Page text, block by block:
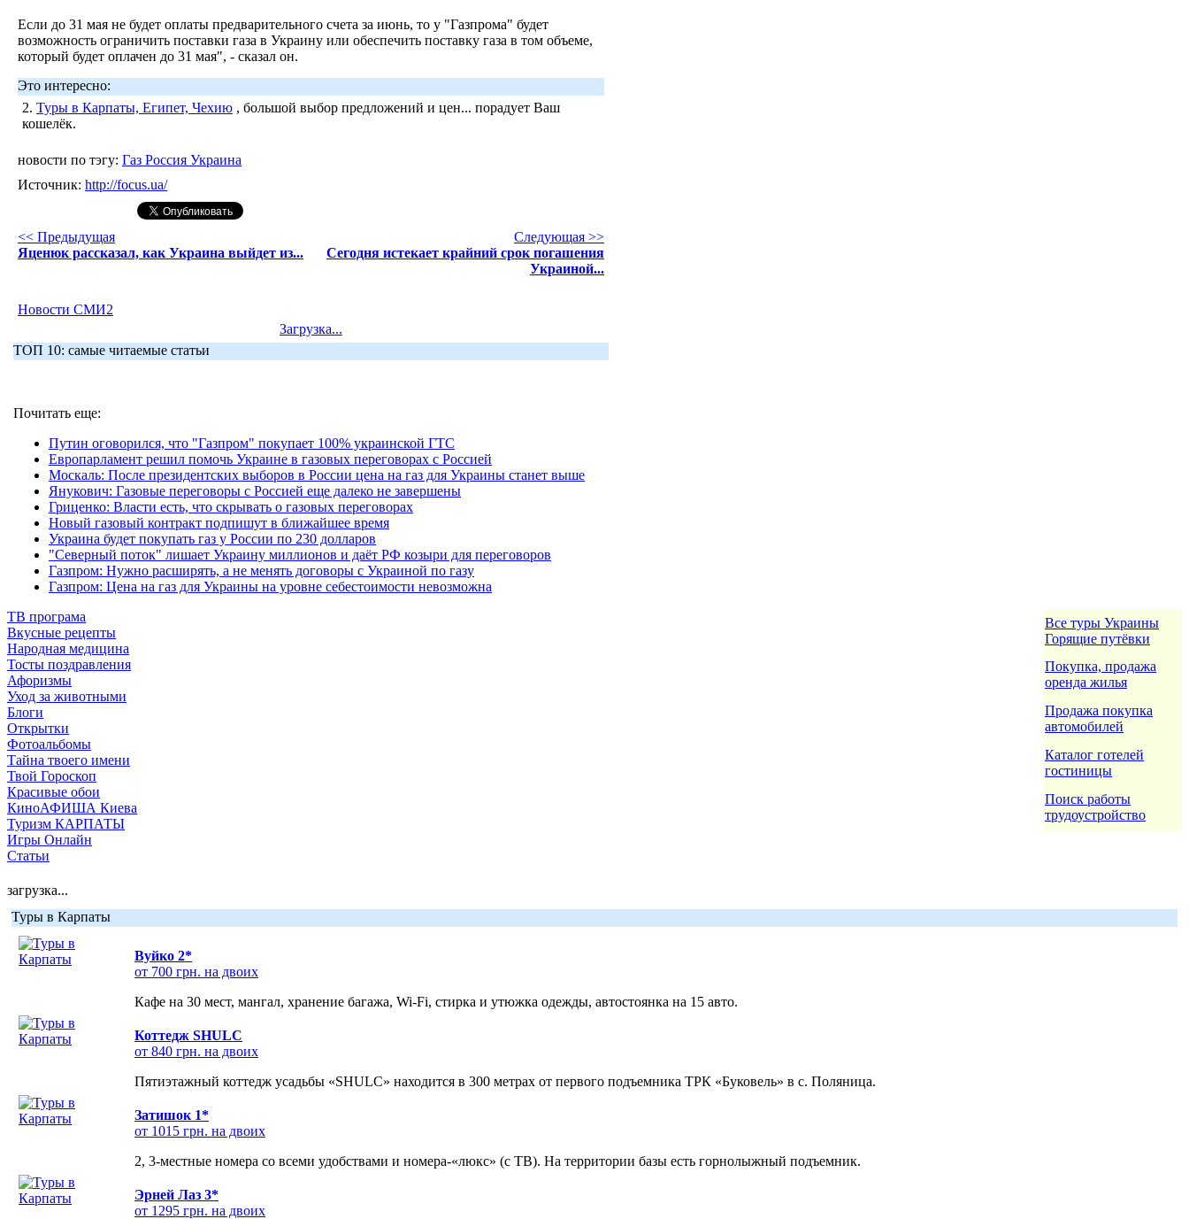
Если до 31 мая не будет оплаты предварительного счета за июнь, то у "Газпрома" будет
возможность ограничить поставки газа в Украину или обеспечить поставку газа в том объеме,
который будет оплачен до 31 мая", - сказал он.
Это интересно:
2. Туры в Карпаты, Египет, Чехию , большой выбор предложений и цен... порадует Ваш
кошелёк.
новости по тэгу: Газ Россия Украина
Источник: http://focus.ua/
<< Предыдущая
Яценюк рассказал, как Украина выйдет из...
Следующая >>
Сегодня истекает крайний срок погашения
Украиной...
Новости СМИ2
Загрузка...
ТОП 10: самые читаемые статьи
Почитать еще:
Путин оговорился, что "Газпром" покупает 100% украинской ГТС
Европарламент решил помочь Украине в газовых переговорах с Россией
Москаль: После президентских выборов в России цена на газ для Украины станет выше
Янукович: Газовые переговоры с Россией еще далеко не завершены
Гриценко: Власти есть, что скрывать о газовых переговорах
Новый газовый контракт подпишут в ближайшее время
Украина будет покупать газ у России по 230 долларов
"Северный поток" лишает Украину миллионов и даёт РФ козыри для переговоров
Газпром: Нужно расширять, а не менять договоры с Украиной по газу
Газпром: Цена на газ для Украины на уровне себестоимости невозможна
ТВ програма
Вкусные рецепты
Народная медицина
Тосты поздравления
Афоризмы
Уход за животными
Блоги
Открытки
Фотоальбомы
Тайна твоего имени
Твой Гороскоп
Красивые обои
КиноАФИША Киева
Туризм КАРПАТЫ
Игры Онлайн
Статьи
Все туры Украины
Горящие путёвки
Покупка, продажа
оренда жилья
Продажа покупка
автомобилей
Каталог готелей
гостиницы
Поиск работы
трудоустройство
загрузка...
Туры в Карпаты
Вуйко 2*
от 700 грн. на двоих
Кафе на 30 мест, мангал, хранение багажа, Wi-Fi, стирка и утюжка одежды, автостоянка на 15 авто.
Коттедж SHULC
от 840 грн. на двоих
Пятиэтажный коттедж усадьбы «SHULC» находится в 300 метрах от первого подъемника ТРК «Буковель» в с. Поляница.
Затишок 1*
от 1015 грн. на двоих
2, 3-местные номера со всеми удобствами и номера-«люкс» (с ТВ). На территории базы есть горнолыжный подъемник.
Эрней Лаз 3*
от 1295 грн. на двоих